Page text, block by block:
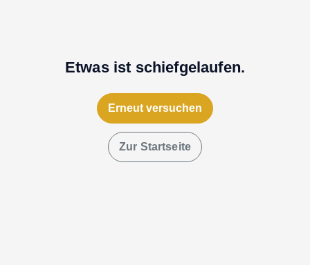
Etwas ist schiefgelaufen.
Erneut versuchen
Zur Startseite